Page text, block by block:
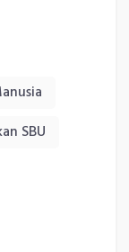
SBU